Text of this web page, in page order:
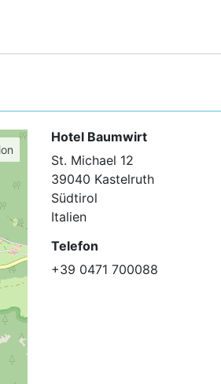
Hotel Baumwirt
St. Michael 12
39040 Kastelruth
Südtirol
Italien
Telefon
+39 0471 700088